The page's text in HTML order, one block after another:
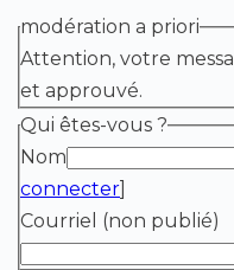
modération a priori
Attention, votre
et approuvé.
Qui êtes-vous ?
Nom
connecter]
Courriel (non publié)